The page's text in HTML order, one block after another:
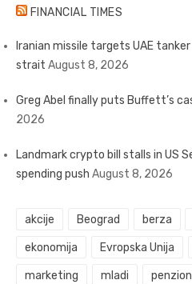
FINANCIAL TIMES
Iranian missile targets UAE
strait August 8, 2026
Greg Abel finally puts Buffett’s
2026
Landmark crypto bill stalls in US
spending push August 8, 2026
akcije Beograd berza
ekonomija Evropska Unija
marketing mladi